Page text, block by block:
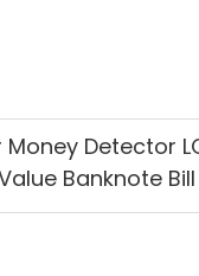
Money Detector
Banknote